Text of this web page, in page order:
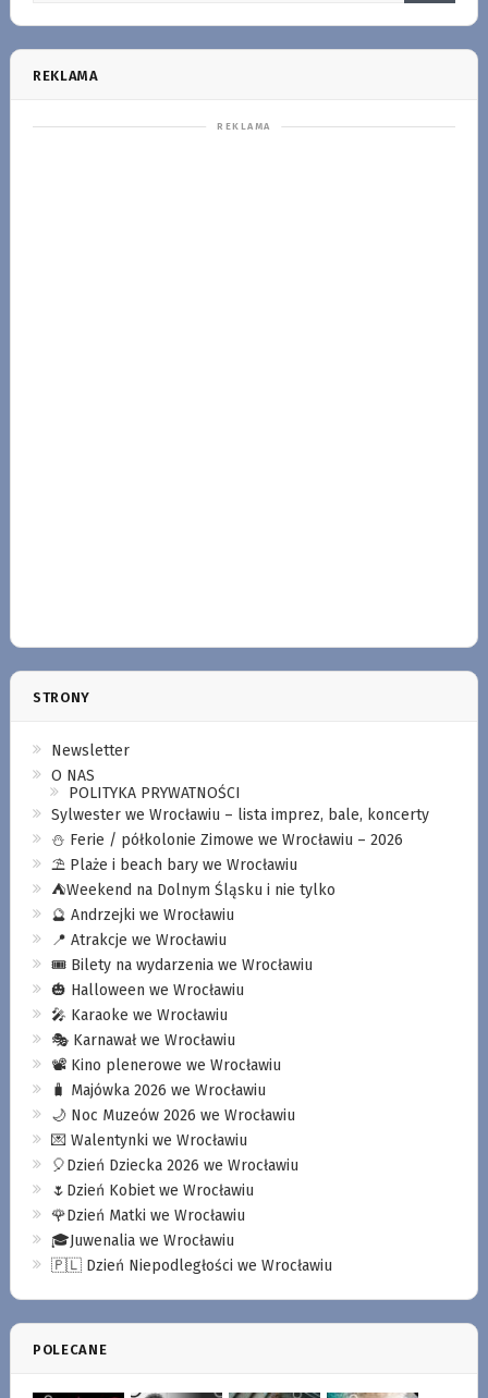
REKLAMA
STRONY
Newsletter
O NAS
POLITYKA PRYWATNOŚCI
Sylwester we Wrocławiu – lista imprez, bale, koncerty
⛄️ Ferie / półkolonie Zimowe we Wrocławiu – 2026
⛱️ Plaże i beach bary we Wrocławiu
⛺️Weekend na Dolnym Śląsku i nie tylko
🔮 Andrzejki we Wrocławiu
📍 Atrakcje we Wrocławiu
🎟️ Bilety na wydarzenia we Wrocławiu
🎃 Halloween we Wrocławiu
🎤 Karaoke we Wrocławiu
🎭 Karnawał we Wrocławiu
📽️ Kino plenerowe we Wrocławiu
🧳 Majówka 2026 we Wrocławiu
🌙 Noc Muzeów 2026 we Wrocławiu
💌 Walentynki we Wrocławiu
🎈Dzień Dziecka 2026 we Wrocławiu
🌷Dzień Kobiet we Wrocławiu
🌹Dzień Matki we Wrocławiu
🎓Juwenalia we Wrocławiu
🇵🇱 Dzień Niepodległości we Wrocławiu
POLECANE